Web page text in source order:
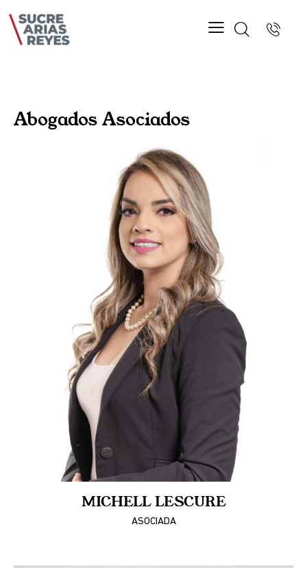
Abogados Asociados
MICHELL LESCURE
ASOCIADA